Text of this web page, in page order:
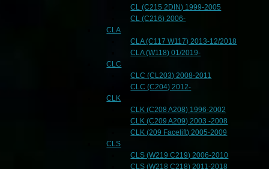
CL (C215 2DIN) 1999-2005
CL (C216) 2006-
CLA
CLA (C117 W117) 2013-12/2018
CLA (W118) 01/2019-
CLC
CLC (CL203) 2008-2011
CLC (C204) 2012-
CLK
CLK (C208 A208) 1996-2002
CLK (C209 A209) 2003 -2008
CLK (209 Facelift) 2005-2009
CLS
CLS (W219 C219) 2006-2010
CLS (W218 C218) 2011-2018